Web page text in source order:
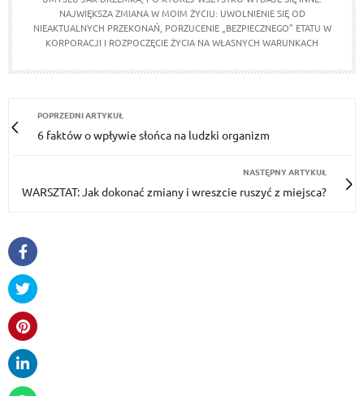
NAJWIĘKSZA ZMIANA W MOIM ŻYCIU: UWOLNIENIE SIĘ OD
NIEAKTUALNYCH PRZEKONAŃ, PORZUCENIE „BEZPIECZNEGO” ETATU W
KORPORACJI I ROZPOCZĘCIE ŻYCIA NA WŁASNYCH WARUNKACH
POPRZEDNI ARTYKUŁ
6 faktów o wpływie słońca na ludzki organizm
NASTĘPNY ARTYKUŁ
WARSZTAT: Jak dokonać zmiany i wreszcie ruszyć z miejsca?